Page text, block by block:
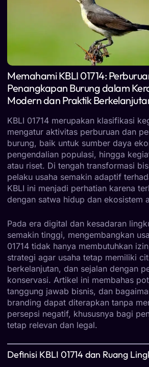
Memahami KBLI 01714:
Penangkapan Burung dalam
Modern dan Praktik
KBLI 01714 merupakan klasifikasi
mengatur aktivitas perburuan dan
burung, baik untuk sumber daya
pengendalian populasi, hingga
atau riset. Di tengah transformasi
pelaku usaha semakin adaptif
KBLI ini menjadi perhatian karena
dengan satwa hidup dan ekosistem
Pada era digital dan kesadaran
semakin tinggi, mengembangkan
01714 tidak hanya membutuhkan
strategi agar usaha tetap memiliki
berkelanjutan, dan sejalan dengan
konservasi. Artikel ini membahas
tanggung jawab bisnis, dan
branding dapat diterapkan tanpa
persepsi negatif, khususnya bagi
tetap relevan dan legal.
Definisi KBLI 01714 dan Ruang